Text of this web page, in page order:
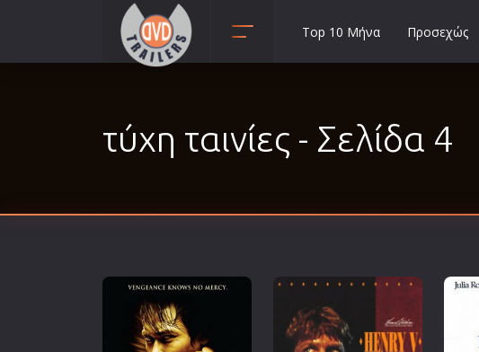
Αισθηματικές
Γουέστερν
Δράσης
Top 10 Μήνα Προσεχώς
τύχη ταινίες - Σελίδα 4